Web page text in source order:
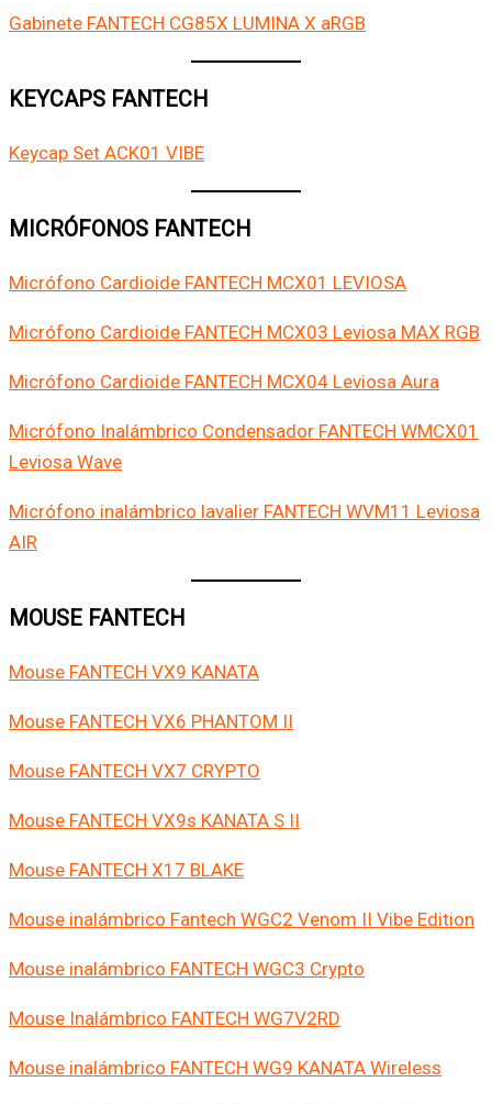
Gabinete FANTECH CG85X LUMINA X aRGB
KEYCAPS FANTECH
Keycap Set ACK01 VIBE
MICRÓFONOS FANTECH
Micrófono Cardioide FANTECH MCX01 LEVIOSA
Micrófono Cardioide FANTECH MCX03 Leviosa MAX RGB
Micrófono Cardioide FANTECH MCX04 Leviosa Aura
Micrófono Inalámbrico Condensador FANTECH WMCX01
Leviosa Wave
Micrófono inalámbrico lavalier FANTECH WVM11 Leviosa
AIR
MOUSE FANTECH
Mouse FANTECH VX9 KANATA
Mouse FANTECH VX6 PHANTOM II
Mouse FANTECH VX7 CRYPTO
Mouse FANTECH VX9s KANATA S II
Mouse FANTECH X17 BLAKE
Mouse inalámbrico Fantech WGC2 Venom II Vibe Edition
Mouse inalámbrico FANTECH WGC3 Crypto
Mouse Inalámbrico FANTECH WG7V2RD
Mouse inalámbrico FANTECH WG9 KANATA Wireless